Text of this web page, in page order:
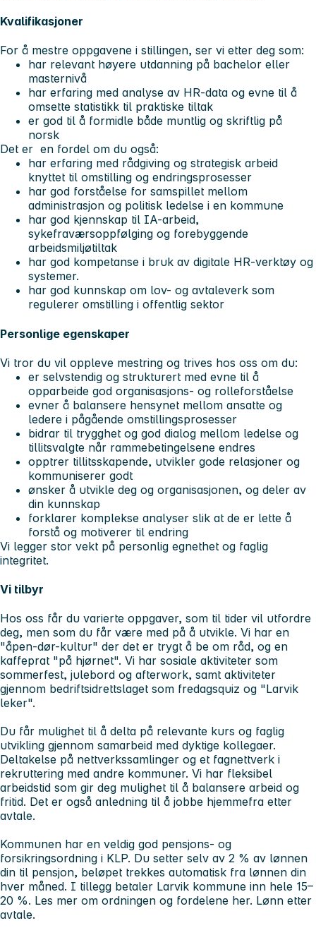
Kvalifikasjoner
For å mestre oppgavene i stillingen, ser vi etter deg som:
har relevant høyere utdanning på bachelor eller
masternivå
har erfaring med analyse av HR-data og evne til å
omsette statistikk til praktiske tiltak
er god til å formidle både muntlig og skriftlig på
norsk
Det er en fordel om du også:
har erfaring med rådgiving og strategisk arbeid
knyttet til omstilling og endringsprosesser
har god forståelse for samspillet mellom
administrasjon og politisk ledelse i en kommune
har god kjennskap til IA-arbeid,
sykefraværsoppfølging og forebyggende
arbeidsmiljøtiltak
har god kompetanse i bruk av digitale HR-verktøy og
systemer.
har god kunnskap om lov- og avtaleverk som
regulerer omstilling i offentlig sektor
Personlige egenskaper
Vi tror du vil oppleve mestring og trives hos oss om du:
er selvstendig og strukturert med evne til å
opparbeide god organisasjons- og rolleforståelse
evner å balansere hensynet mellom ansatte og
ledere i pågående omstillingsprosesser
bidrar til trygghet og god dialog mellom ledelse og
tillitsvalgte når rammebetingelsene endres
opptrer tillitsskapende, utvikler gode relasjoner og
kommuniserer godt
ønsker å utvikle deg og organisasjonen, og deler av
din kunnskap
forklarer komplekse analyser slik at de er lette å
forstå og motiverer til endring
Vi legger stor vekt på personlig egnethet og faglig
integritet.
Vi tilbyr
Hos oss får du varierte oppgaver, som til tider vil utfordre
deg, men som du får være med på å utvikle. Vi har en
"åpen-dør-kultur" der det er trygt å be om råd, og en
kaffeprat "på hjørnet". Vi har sosiale aktiviteter som
sommerfest, julebord og afterwork, samt aktiviteter
gjennom bedriftsidrettslaget som fredagsquiz og "Larvik
leker".
Du får mulighet til å delta på relevante kurs og faglig
utvikling gjennom samarbeid med dyktige kollegaer.
Deltakelse på nettverkssamlinger og et fagnettverk i
rekruttering med andre kommuner. Vi har fleksibel
arbeidstid som gir deg mulighet til å balansere arbeid og
fritid. Det er også anledning til å jobbe hjemmefra etter
avtale.
Kommunen har en veldig god pensjons- og
forsikringsordning i KLP. Du setter selv av 2 % av lønnen
din til pensjon, beløpet trekkes automatisk fra lønnen din
hver måned. I tillegg betaler Larvik kommune inn hele 15–
20 %. Les mer om ordningen og fordelene her. Lønn etter
avtale.